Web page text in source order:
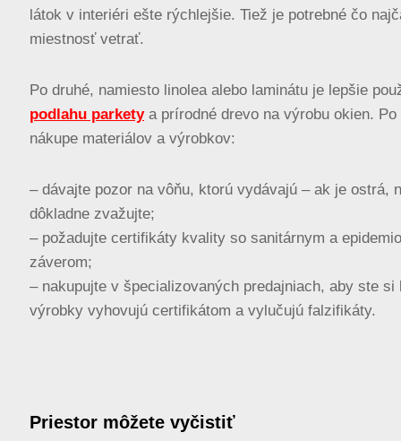
látok v interiéri ešte rýchlejšie. Tiež je potrebné čo
miestnosť vetrať.
Po druhé, namiesto linolea alebo laminátu je lepšie
podlahu parketya prírodné drevo na výrobu okien. Po
nákupe materiálov a výrobkov:
– dávajte pozor na vôňu, ktorú vydávajú – ak je ostrá,
dôkladne zvažujte;
– požadujte certifikáty kvality so sanitárnym a
záverom;
– nakupujte v špecializovaných predajniach, aby ste
výrobky vyhovujú certifikátom a vylučujú falzifikáty.
Priestor môžete vyčistiť